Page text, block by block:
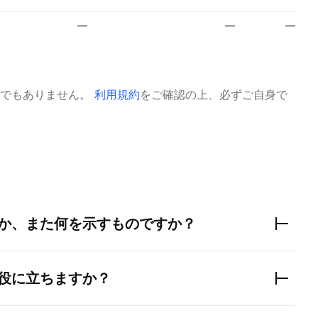
— — —
もありません。 利用規約をご確認の上、必ずご自身で
、また何を示すものですか？
に立ちますか？